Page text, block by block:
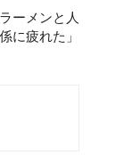
ーメンと人
に疲れた」